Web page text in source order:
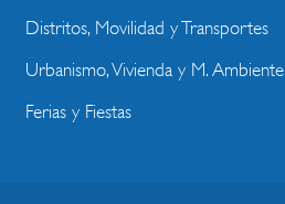
Distritos, Movilidad y Transportes
Urbanismo, Vivienda y M. Ambiente
Ferias y Fiestas